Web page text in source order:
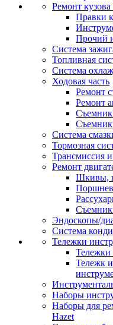
Ремонт
Правки
Прочий
Система
Топливная
Система
Ходовая часть
Ремонт
Ремонт
Система
Тормозная
Трансмиссия
Ремонт
Шкивы,
Эндоскопы/
Система
Тележки
Тележки
Тележк
Наборы
Наборы для
Hazet